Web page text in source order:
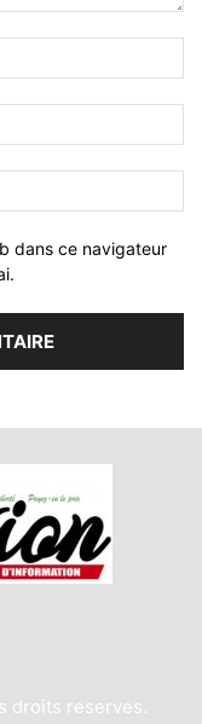
dans ce navigateur
droits reserves.